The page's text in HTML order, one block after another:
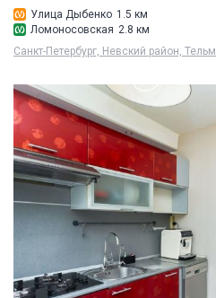
Улица Дыбенко 1.5 км
Ломоносовская 2.8 км
Санкт-Петербург, Невский район,